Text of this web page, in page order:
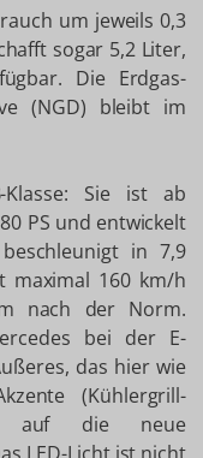
um jeweils 0,3
sogar 5,2 Liter,
Die Erdgas-
(NGD) bleibt im
Sie ist ab
PS und entwickelt
in 7,9
maximal 160 km/h
nach der Norm.
bei der E-
das hier wie
(Kühlergrill-
auf die neue